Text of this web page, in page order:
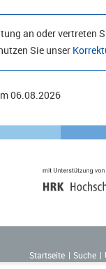
an oder vertreten
Sie unser
06.08.2026
Startseite
Suche